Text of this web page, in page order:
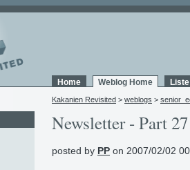
Home Weblog Home
Kakanien Revisited > weblogs >
Newsletter - Part 27
posted by PP on 2007/02/02